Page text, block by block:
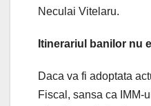
Neculai Vitelaru.
Itinerariul banilor nu
Daca va fi adoptata
Fiscal, sansa ca IMM-